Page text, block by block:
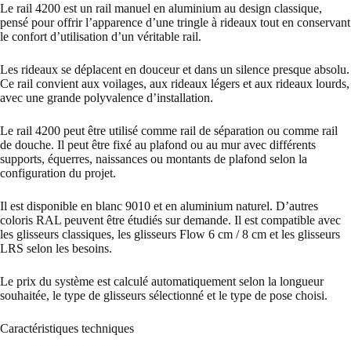
Le rail 4200 est un rail manuel en aluminium au design classique,
pensé pour offrir l’apparence d’une tringle à rideaux tout en conservant
le confort d’utilisation d’un véritable rail.
Les rideaux se déplacent en douceur et dans un silence presque absolu.
Ce rail convient aux voilages, aux rideaux légers et aux rideaux lourds,
avec une grande polyvalence d’installation.
Le rail 4200 peut être utilisé comme rail de séparation ou comme rail
de douche. Il peut être fixé au plafond ou au mur avec différents
supports, équerres, naissances ou montants de plafond selon la
configuration du projet.
Il est disponible en blanc 9010 et en aluminium naturel. D’autres
coloris RAL peuvent être étudiés sur demande. Il est compatible avec
les glisseurs classiques, les glisseurs Flow 6 cm / 8 cm et les glisseurs
LRS selon les besoins.
Le prix du système est calculé automatiquement selon la longueur
souhaitée, le type de glisseurs sélectionné et le type de pose choisi.
Caractéristiques techniques